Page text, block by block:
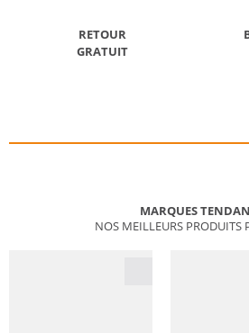
RETOUR
GRATUIT
MARQUES
NOS MEILLEURS PRODUITS